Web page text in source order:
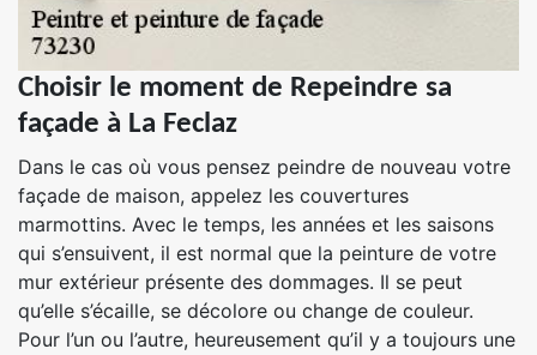
Choisir le moment de Repeindre sa
façade à La Feclaz
Dans le cas où vous pensez peindre de nouveau votre
façade de maison, appelez les couvertures
marmottins. Avec le temps, les années et les saisons
qui s’ensuivent, il est normal que la peinture de votre
mur extérieur présente des dommages. Il se peut
qu’elle s’écaille, se décolore ou change de couleur.
Pour l’un ou l’autre, heureusement qu’il y a toujours une